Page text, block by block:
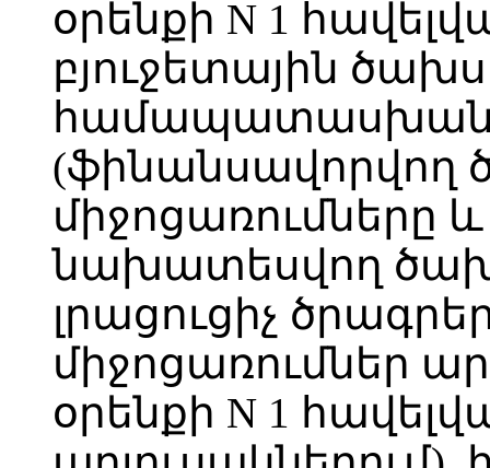
օրենքի N 1
բյուջետային
համապատասխան
(ֆինանսավորվող
միջոցառումները
նախատեսվող
լրացուցիչ
միջոցառումներ
օրենքի N 1